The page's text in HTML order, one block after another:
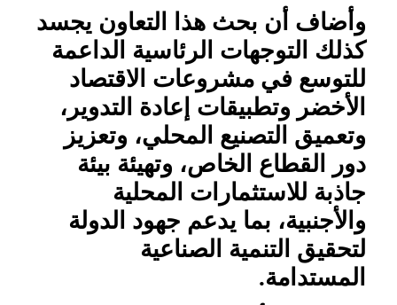
وأضاف أن بحث هذا التعاون يجسد
كذلك التوجهات الرئاسية الداعمة
للتوسع في مشروعات الاقتصاد
الأخضر وتطبيقات إعادة التدوير،
وتعميق التصنيع المحلي، وتعزيز
دور القطاع الخاص، وتهيئة بيئة
جاذبة للاستثمارات المحلية
والأجنبية، بما يدعم جهود الدولة
لتحقيق التنمية الصناعية
المستدامة.